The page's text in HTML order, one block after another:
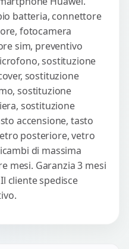
batteria, connettore
fotocamera
sim, preventivo
sostituzione
sostituzione
sostituzione
sostituzione
accensione, tasto
posteriore, vetro
di massima
mesi. Garanzia 3 mesi
cliente spedisce